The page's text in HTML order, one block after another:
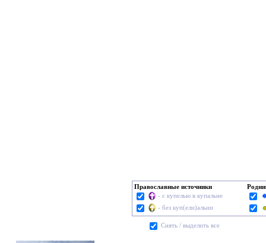
Православные источники
- с купелью в купальне
- без куп(ели)альни
Cнять / выделить все